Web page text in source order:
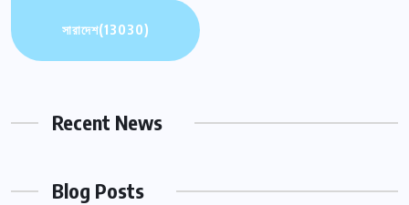
সারাদেশ(13030)
Recent News
Blog Posts